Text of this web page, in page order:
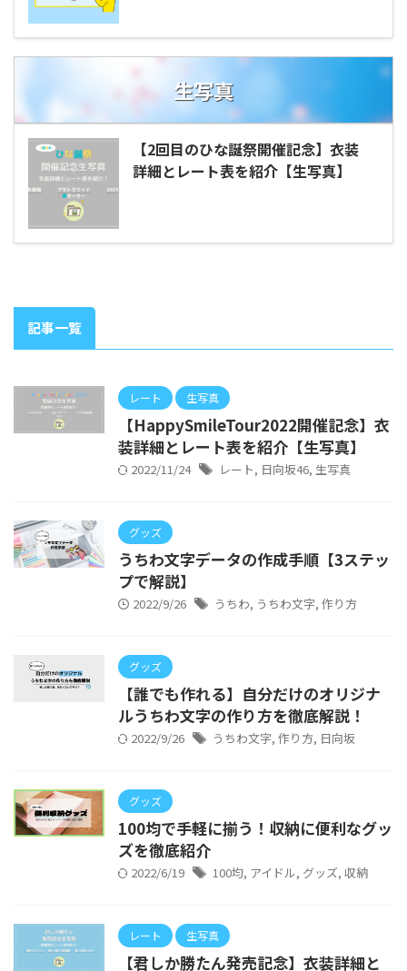
生写真
【2回目のひな誕祭開催記念】衣装
詳細とレート表を紹介【生写真】
記事一覧
レート 生写真
【HappySmileTour2022開催記念】衣
装詳細とレート表を紹介【生写真】
2022/11/24 レート, 日向坂46, 生写真
グッズ
うちわ文字データの作成手順【3ステッ
プで解説】
2022/9/26 うちわ, うちわ文字, 作り方
グッズ
【誰でも作れる】自分だけのオリジナ
ルうちわ文字の作り方を徹底解説！
2022/9/26 うちわ文字, 作り方, 日向坂
グッズ
100均で手軽に揃う！収納に便利なグッ
ズを徹底紹介
2022/6/19 100均, アイドル, グッズ, 収納
レート 生写真
【君しか勝たん発売記念】衣装詳細と